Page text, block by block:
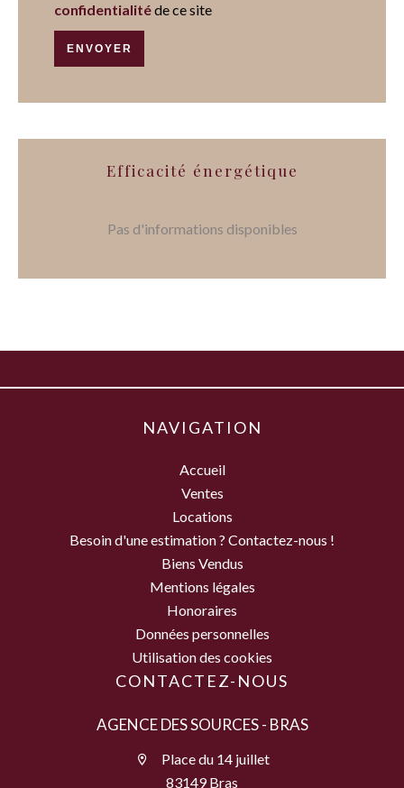
confidentialitéde ce site
ENVOYER
Efficacité énergétique
Pas d'informations disponibles
NAVIGATION
Accueil
Ventes
Locations
Besoin d'une estimation ? Contactez-nous !
Biens Vendus
Mentions légales
Honoraires
Données personnelles
Utilisation des cookies
CONTACTEZ-NOUS
AGENCE DES SOURCES - BRAS
Place du 14 juillet
83149 Bras